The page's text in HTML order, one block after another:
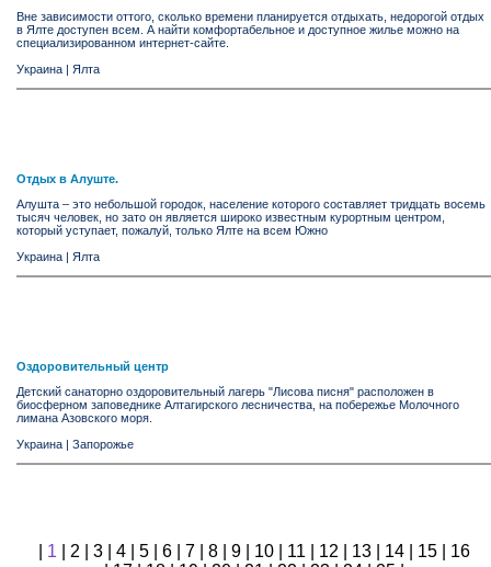
Вне зависимости оттого, сколько времени планируется отдыхать, недорогой отдых
в Ялте доступен всем. А найти комфортабельное и доступное жилье можно на
специализированном интернет-сайте.
Украина
Ялта
Отдых в Алуште.
Алушта – это небольшой городок, население которого составляет тридцать восемь
тысяч человек, но зато он является широко известным курортным центром,
который уступает, пожалуй, только Ялте на всем Южно
Украина
Ялта
Оздоровительный центр
Детский санаторно оздоровительный лагерь "Лисова писня" расположен в
биосферном заповеднике Алтагирского лесничества, на побережье Молочного
лимана Азовского моря.
Украина
Запорожье
1| 2| 3| 4| 5| 6| 7 8| 9| 10| 11| 12| 13| 14| 15| 16